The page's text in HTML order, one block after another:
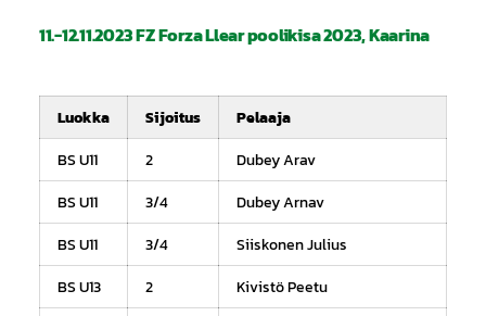
11.-12.11.2023 FZ Forza Llear poolikisa 2023, Kaarina
Luokka Sijoitus
Pelaaja
BS U11
2
Dubey Arav
BS U11
3/4
Dubey Arnav
BS U11
3/4
Siiskonen Julius
BS U13
2
Kivistö Peetu